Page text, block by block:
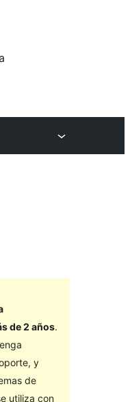
de 2 años.
y
de
utiliza con